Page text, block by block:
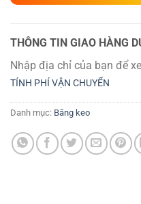
THÔNG TIN GIAO HÀNG
Nhập địa chỉ của bạn để
TÍNH PHÍ VẬN CHUYỂN
Danh mục: Băng keo